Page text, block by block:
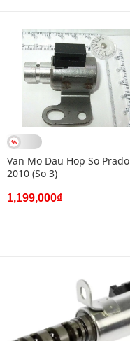
Van Mo Dau Hop So Prado
2010 (So 3)
1,199,000₫